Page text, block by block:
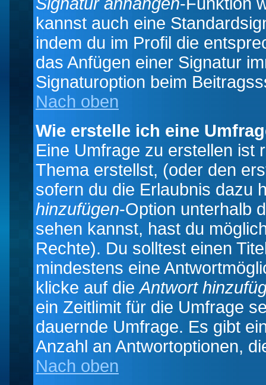
kannst auch eine
indem du im Profil die
das Anfügen einer Signatur
Signaturoption beim
Nach oben
Wie erstelle ich eine
Eine Umfrage zu erstellen ist
Thema erstellst, (oder den
sofern du die Erlaubnis dazu
hinzufügen-Option unterhalb
sehen kannst, hast du
Rechte). Du solltest einen
mindestens eine
klicke auf dieAntwort
ein Zeitlimit für die Umfrage
dauernde Umfrage. Es gibt
Anzahl an Antwortoptionen,
Nach oben